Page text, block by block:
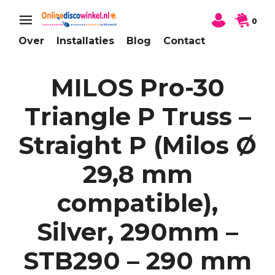
Over Installaties Blog Contact
0
MILOS Pro-30
Triangle P Truss –
Straight P (Milos Ø
29,8 mm
compatible),
Silver, 290mm –
STB290 – 290 mm